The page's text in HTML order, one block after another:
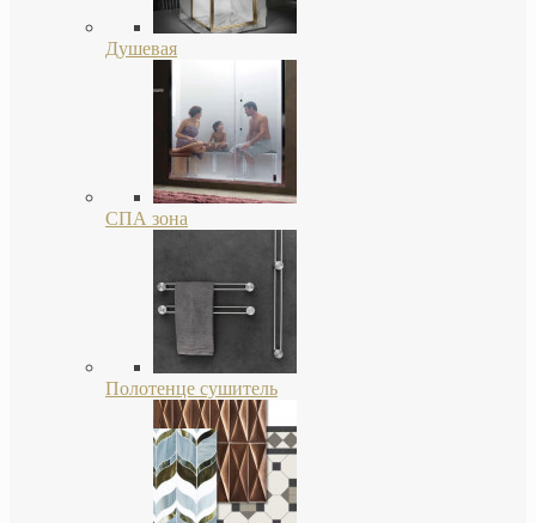
Душевая
СПА зона
Полотенце сушитель